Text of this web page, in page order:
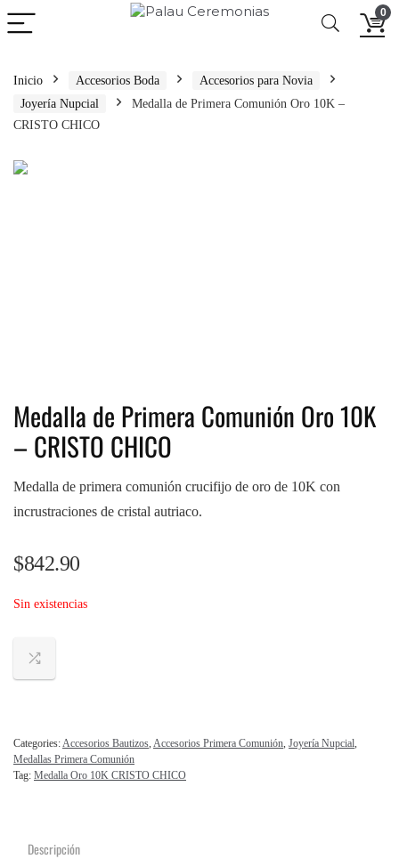
0
Inicio Accesorios Boda
Accesorios para Novia
Joyería Nupcial
Medalla de Primera Comunión Oro 10K –
CRISTO CHICO
Medalla de Primera Comunión Oro 10K
– CRISTO CHICO
Medalla de primera comunión crucifijo de oro de 10K con
incrustraciones de cristal autriaco.
$842.90
Sin existencias
Categories:Accesorios Bautizos, Accesorios Primera Comunión, Joyería Nupcial,
Medallas Primera Comunión
Tag: Medalla Oro 10K CRISTO CHICO
Descripción